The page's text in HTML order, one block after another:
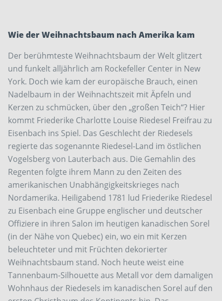
Wie der Weihnachtsbaum nach Amerika kam
Der berühmteste Weihnachtsbaum der Welt glitzert
und funkelt alljährlich am Rockefeller Center in New
York. Doch wie kam der europäische Brauch, einen
Nadelbaum in der Weihnachtszeit mit Äpfeln und
Kerzen zu schmücken, über den „großen Teich“? Hier
kommt ­Friederike Charlotte Louise Riedesel Freifrau zu
Eisenbach ins Spiel. Das Geschlecht der Riedesels
regierte das sogenannte Riedesel-Land im östlichen
Vogelsberg von Lauterbach aus. Die Gemahlin des
Regenten folgte ihrem Mann zu den Zeiten des
amerikanischen Unabhängigkeitskrieges nach
Nordamerika. Heiligabend 1781 lud Friederike Riedesel
zu Eisenbach eine Gruppe englischer und deutscher
Offiziere in ihren Salon im heutigen kanadischen Sorel
(in der Nähe von Quebec) ein, wo ein mit Kerzen
beleuchteter und mit Früchten dekorierter
Weihnachtsbaum stand. Noch heute weist eine
Tannenbaum-Silhouette aus Metall vor dem damaligen
Wohnhaus der Riedesels im kanadischen Sorel auf den